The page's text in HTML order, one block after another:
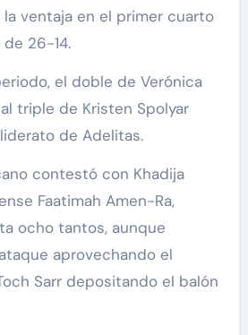
ventaja en el primer cuarto
26-14.
el doble de Verónica
triple de Kristen Spolyar
de Adelitas.
contestó con Khadija
Faatimah Amen-Ra,
ocho tantos, aunque
aprovechando el
Sarr depositando el balón